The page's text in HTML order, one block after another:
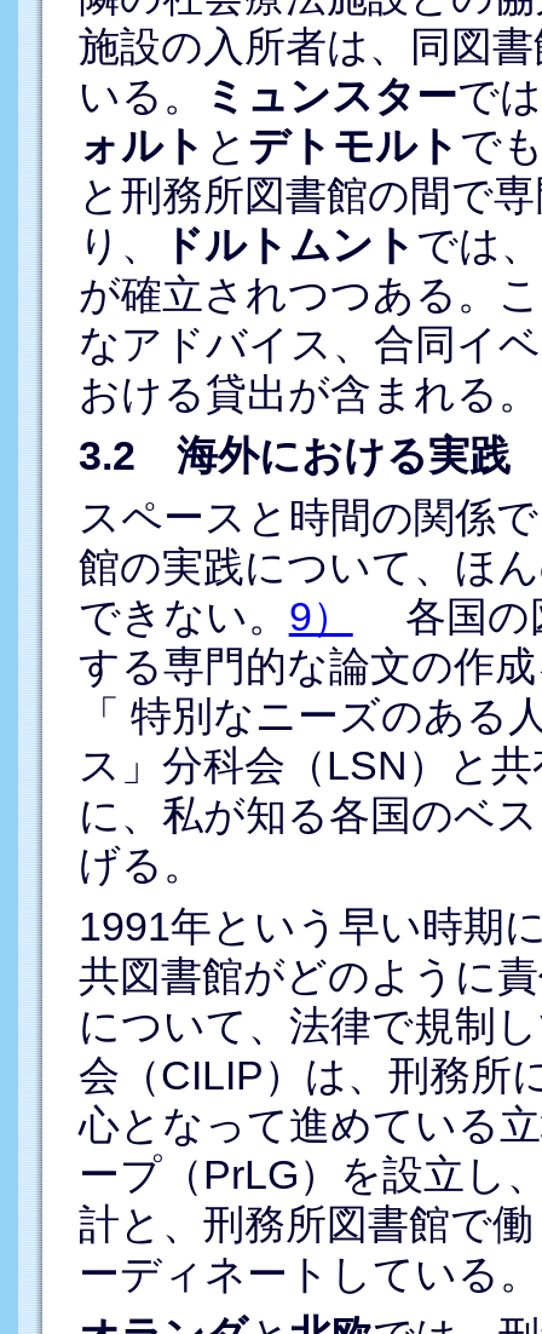
施設の入所者は、同図
いる。
ミュンスターで
ォルト と デトモルト で
と刑務所図書館の間で
り、
ドルトムント では
が確立されつつある。
なアドバイス、合同イ
おける貸出が含まれる。
3.2 海外における実践
スペースと時間の関係
館の実践について、ほ
できない。 9）
各国の
する専門的な論文の作
「 特別なニーズのある
ス」分科会（LSN）と
に、私が知る各国のベ
げる。
1991年という早い時期
共図書館がどのように
について、法律で規制
会（CILIP）は、刑務所
心となって進めている
ープ（PrLG）を設立し
計と、刑務所図書館で
ーディネートしている。